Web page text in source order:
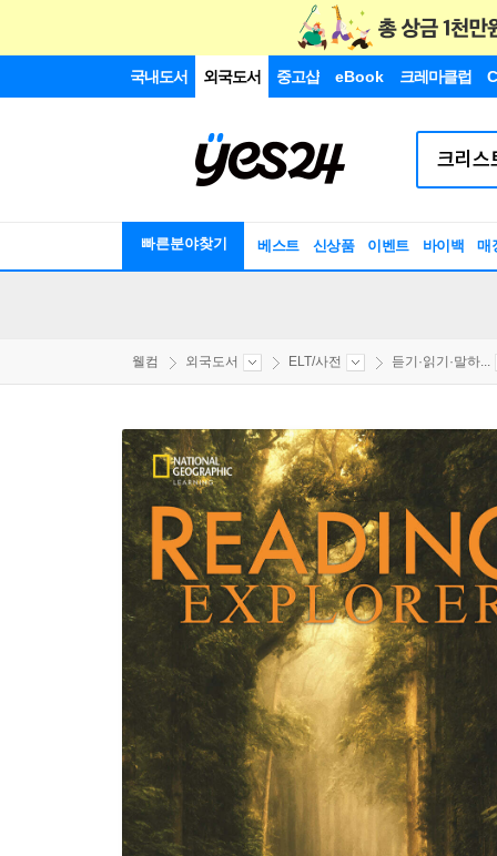
국내도서 외국도서 중고샵 eBook 크레마클럽
빠른분야찾기 베스트 신상품 이벤트 바이백 매
웰컴 외국도서 ELT/사전 듣기·읽기·말하...